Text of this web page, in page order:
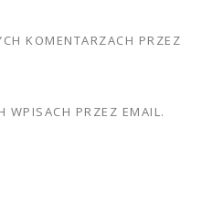
KOMENTARZACH PRZEZ
WPISACH PRZEZ EMAIL.